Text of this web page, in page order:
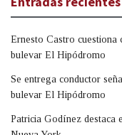
Ernesto Castro cuestiona
bulevar El Hipódromo
Se entrega conductor
bulevar El Hipódromo
Patricia Godínez destaca